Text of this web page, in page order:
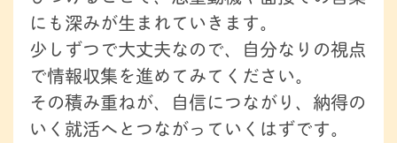
にも深みが生まれていきます。
少しずつで大丈夫なので、自分なりの視点
で情報収集を進めてみてください。
その積み重ねが、自信につながり、納得の
いく就活へとつながっていくはずです。